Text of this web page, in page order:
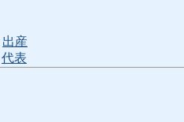
出産
代表